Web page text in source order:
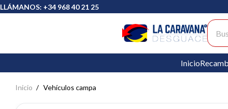
LLÁMANOS: +34 968 40 21 25
Inicio
Inicio Vehículos campa